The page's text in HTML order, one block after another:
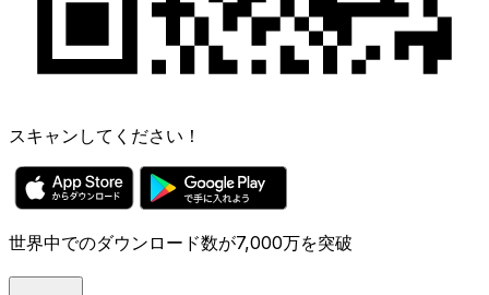
スキャンしてください！
世界中でのダウンロード数が7,000万を突破